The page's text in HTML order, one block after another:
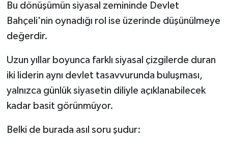
Bu dönüşümün siyasal zemininde Devlet
Bahçeli'nin oynadığı rol ise üzerinde düşünülmeye
değerdir.
Uzun yıllar boyunca farklı siyasal çizgilerde duran
iki liderin aynı devlet tasavvurunda buluşması,
yalnızca günlük siyasetin diliyle açıklanabilecek
kadar basit görünmüyor.
Belki de burada asıl soru şudur: